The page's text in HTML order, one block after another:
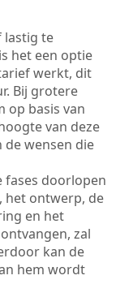
lastig te
het een optie
werkt, dit
Bij grotere
op basis van
van deze
de wensen die
fases doorlopen
het ontwerp, de
en het
zal
kan de
hem wordt